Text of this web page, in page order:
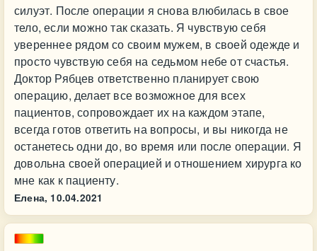
силуэт. После операции я снова влюбилась в свое
тело, если можно так сказать. Я чувствую себя
увереннее рядом со своим мужем, в своей одежде и
просто чувствую себя на седьмом небе от счастья.
Доктор Рябцев ответственно планирует свою
операцию, делает все возможное для всех
пациентов, сопровождает их на каждом этапе,
всегда готов ответить на вопросы, и вы никогда не
останетесь одни до, во время или после операции. Я
довольна своей операцией и отношением хирурга ко
мне как к пациенту.
Елена, 10.04.2021